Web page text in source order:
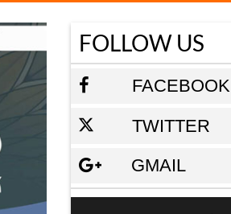
FOLLOW US
FACEBOOK
TWITTER
GMAIL